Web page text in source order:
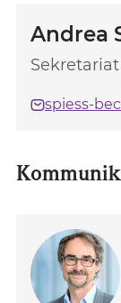
Andrea
Sekretariat
spiess-